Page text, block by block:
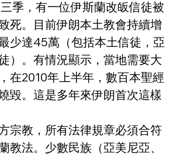
季，有一位伊斯蘭改皈信徒被
死。目前伊朗本土教會持續增
少達45萬（包括本土信徒，亞
）。有情況顯示，當地需要大
在2010年上半年，數百本聖經
毀。這是多年來伊朗首次這樣
宗教，所有法律規章必須合符
教法。少數民族（亞美尼亞、